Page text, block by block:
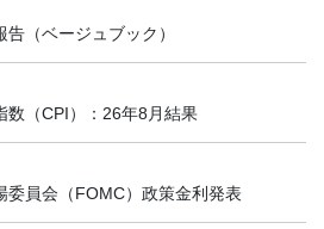
（ベージュブック）
数（CPI）：26年8月結果
委員会（FOMC）政策金利発表